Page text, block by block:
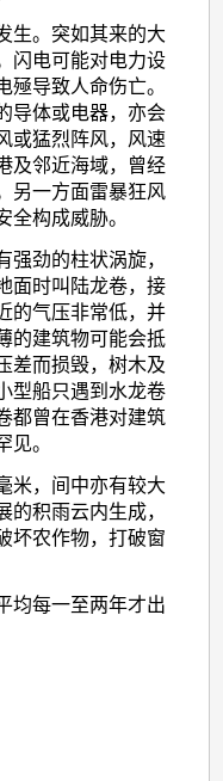
生。突如其来的大
闪电可能对电力设
殛导致人命伤亡。
导体或电器，亦会
或猛烈阵风，风速
及邻近海域，曾经
另一方面雷暴狂风
全构成威胁。
强劲的柱状涡旋，
面时叫陆龙卷，接
的气压非常低，并
的建筑物可能会抵
差而损毁，树木及
型船只遇到水龙卷
都曾在香港对建筑
见。
米，间中亦有较大
的积雨云内生成，
坏农作物，打破窗
均每一至两年才出